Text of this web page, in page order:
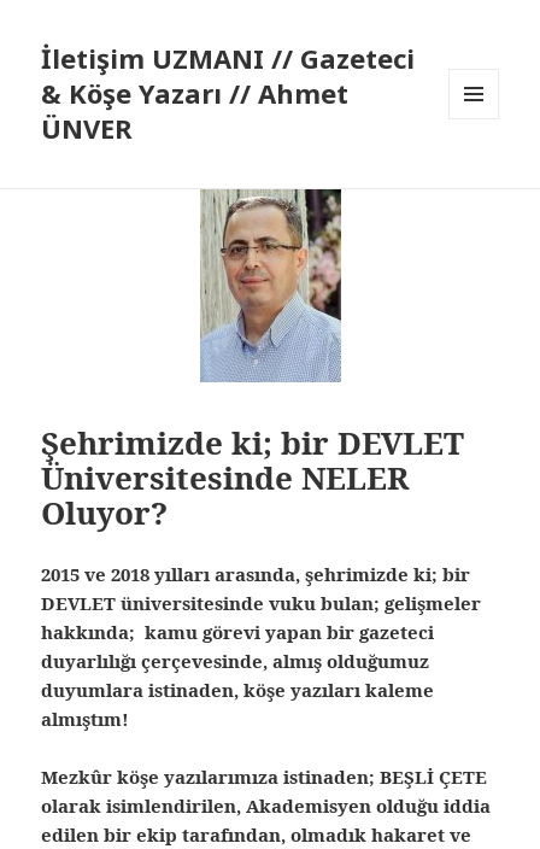
İletişim UZMANI // Gazeteci
& Köşe Yazarı // Ahmet
ÜNVER
Şehrimizde ki; bir DEVLET
Üniversitesinde NELER
Oluyor?
2015 ve 2018 yılları arasında, şehrimizde ki; bir
DEVLET üniversitesinde vuku bulan; gelişmeler
hakkında; kamu görevi yapan bir gazeteci
duyarlılığı çerçevesinde, almış olduğumuz
duyumlara istinaden, köşe yazıları kaleme
almıştım!
Mezkûr köşe yazılarımıza istinaden; BEŞLİ ÇETE
olarak isimlendirilen, Akademisyen olduğu iddia
edilen bir ekip tarafından, olmadık hakaret ve